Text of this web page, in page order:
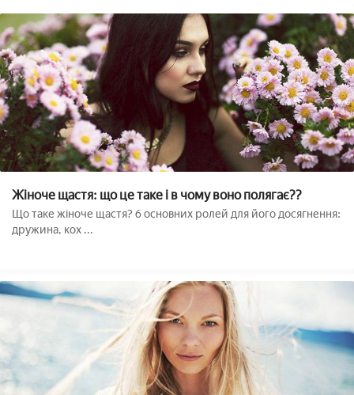
Жіноче щастя: що це таке і в чому воно полягає??
Що таке жіноче щастя? 6 основних ролей для його досягнення:
дружина, кох ...